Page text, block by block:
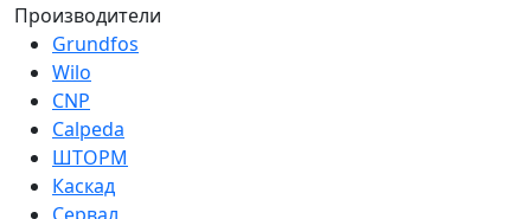
Производители
Grundfos
Wilo
CNP
Calpeda
ШТОРМ
Каскад